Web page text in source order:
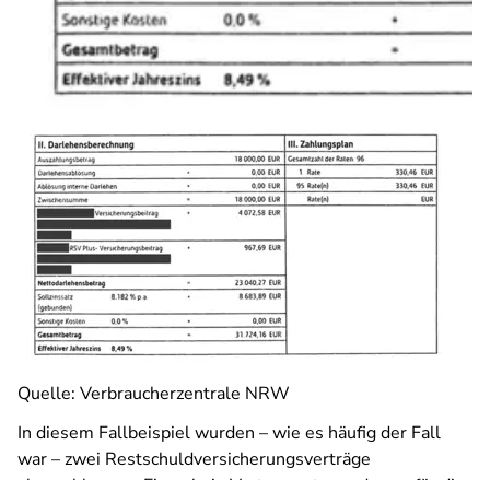
Quelle: Verbraucherzentrale NRW
In diesem Fallbeispiel wurden – wie es häufig der Fall
war – zwei Restschuldversicherungsverträge